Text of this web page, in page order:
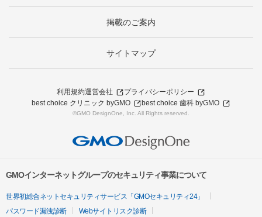
掲載のご案内
サイトマップ
利用規約運営会社
プライバシーポリシー
best choice クリニック byGMO
best choice 歯科 byGMO
©GMO DesignOne, Inc. All Rights reserved.
GMOインターネットグループのセキュリティ事業について
世界初総合ネットセキュリティサービス「GMOセキュリティ24」
パスワード漏洩診断
Webサイトリスク診断